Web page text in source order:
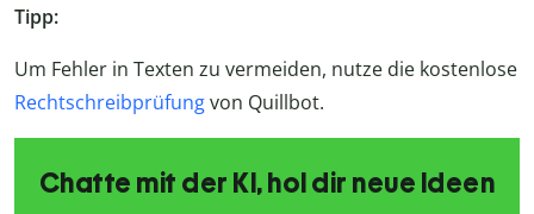
Tipp:
Um Fehler in Texten zu vermeiden, nutze die kostenlose
Rechtschreibprüfungvon Quillbot.
Chatte mit der KI, hol dir neue Ideen